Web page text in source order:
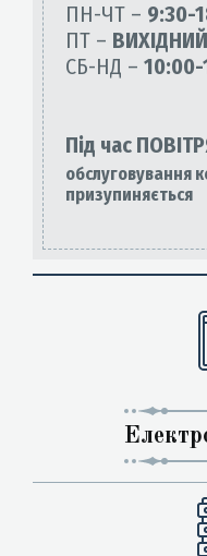
ПН-ЧТ – 9:30-
ПТ – ВИХІДНИЙ
СБ-НД –
Під час
обслуговування
призупиняється